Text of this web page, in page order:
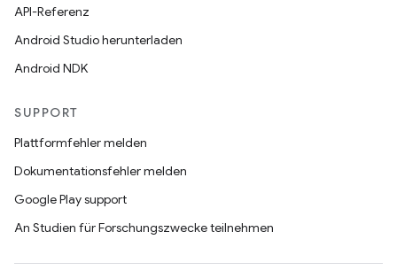
API-Referenz
Android Studio herunterladen
Android NDK
SUPPORT
Plattformfehler melden
Dokumentationsfehler melden
Google Play support
An Studien für Forschungszwecke teilnehmen